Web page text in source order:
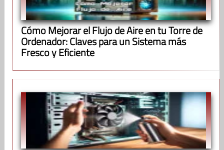
Cómo Mejorar el Flujo de Aire en tu Torre de
Ordenador: Claves para un Sistema más
Fresco y Eficiente